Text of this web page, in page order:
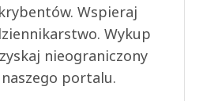
Wspieraj
Wykup
nieograniczony
portalu.